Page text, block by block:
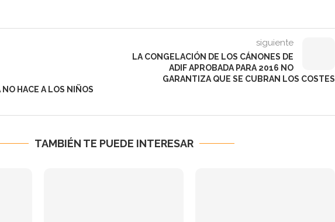
HACE A LOS NIÑOS
siguiente
LA CONGELACIÓN DE LOS CÁNONES DE
ADIF APROBADA PARA 2016 NO
GARANTIZA QUE SE CUBRAN LOS COSTES
TAMBIÉN TE PUEDE INTERESAR